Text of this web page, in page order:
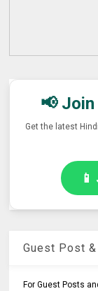
📢 Join
Get the latest
Guest Post
For Guest Posts